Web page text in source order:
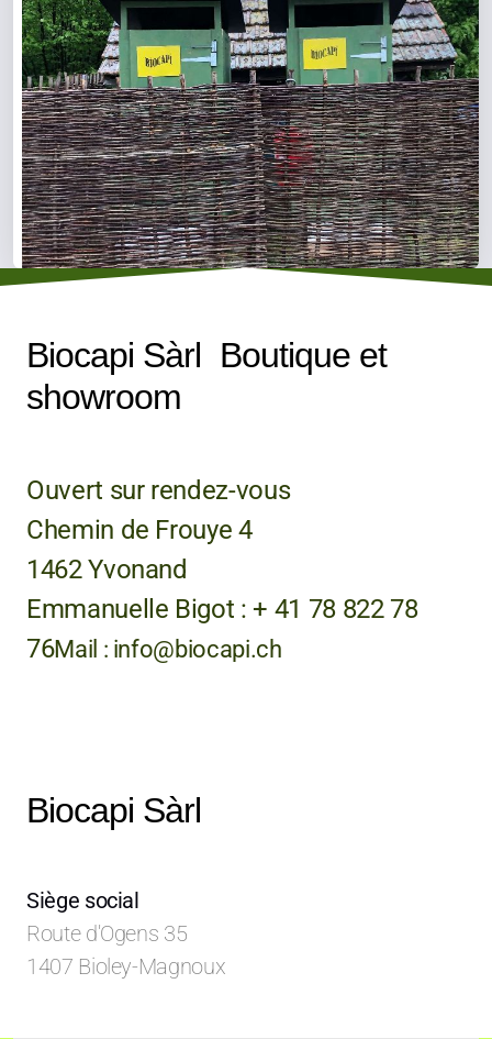
Biocapi Sàrl Boutique et
showroom
Ouvert sur rendez-vous
Chemin de Frouye 4
1462 Yvonand
Emmanuelle Bigot : + 41 78 822 78
76Mail : info@biocapi.ch
Biocapi Sàrl
Siège social
Route d'Ogens 35
1407 Bioley-Magnoux